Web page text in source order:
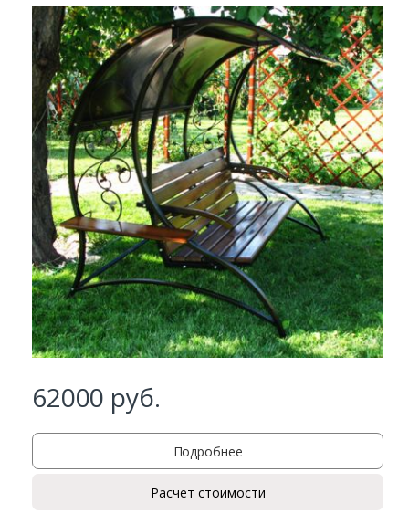
Заказать
Ваше имя*
Ваш телефон*
Комментарий к заказу
62000 руб.
Подробнее
Расчет стоимости